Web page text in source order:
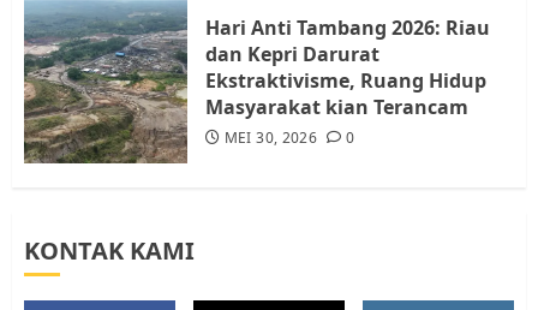
5
Hari Anti Tambang 2026: Riau
dan Kepri Darurat
Ekstraktivisme, Ruang Hidup
Masyarakat kian Terancam
MEI 30, 2026 0
KONTAK KAMI